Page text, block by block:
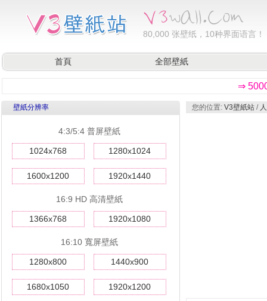
80,000 张壁纸，10种界面语言！
首頁 全部壁紙
⇒
壁紙分辨率
4:3/5:4 普屏壁紙
1024x768 1280x1024
1600x1200 1920x1440
16:9 HD 高清壁紙
1366x768 1920x1080
16:10 寬屏壁紙
1280x800 1440x900
1680x1050 1920x1200
您的位置: V3壁紙站 /